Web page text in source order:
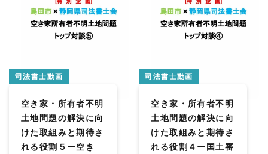
司法書士動画
空き家・所有者不明
土地問題の解決に向
けた取組みと期待さ
れる役割５ー空き
司法書士動画
空き家・所有者不明
土地問題の解決に向
けた取組みと期待さ
れる役割４ー国土審